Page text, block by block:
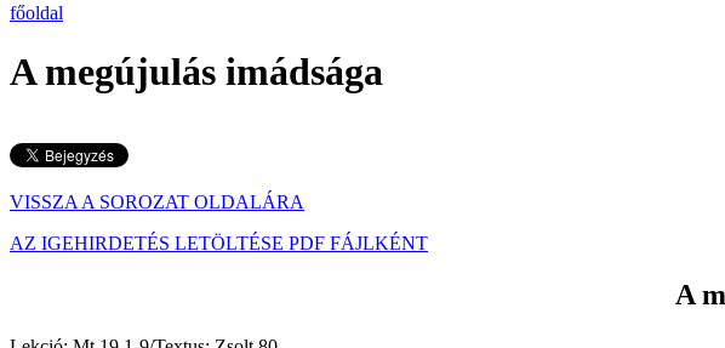
főoldal
A megújulás imádsága
VISSZA A SOROZAT OLDALÁRA
AZ IGEHIRDETÉS LETÖLTÉSE PDF FÁJLKÉNT
A